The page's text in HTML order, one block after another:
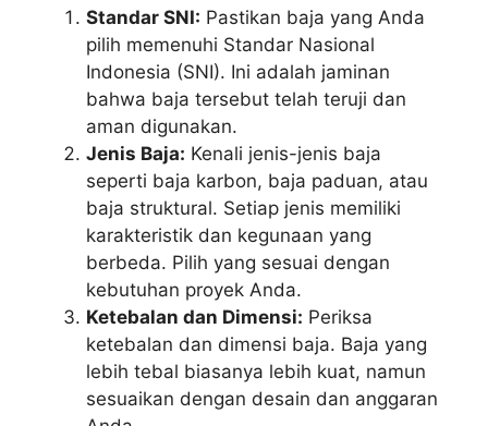
Standar SNI: Pastikan baja yang Anda
pilih memenuhi Standar Nasional
Indonesia (SNI). Ini adalah jaminan
bahwa baja tersebut telah teruji dan
aman digunakan.
Jenis Baja: Kenali jenis-jenis baja
seperti baja karbon, baja paduan, atau
baja struktural. Setiap jenis memiliki
karakteristik dan kegunaan yang
berbeda. Pilih yang sesuai dengan
kebutuhan proyek Anda.
Ketebalan dan Dimensi: Periksa
ketebalan dan dimensi baja. Baja yang
lebih tebal biasanya lebih kuat, namun
sesuaikan dengan desain dan anggaran